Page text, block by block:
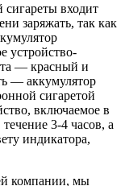
сигареты входит
заряжать, так как
устройство-
— красный и
— аккумулятор
сигаретой
включаемое в
3-4 часов, а
индикатора,
компании, мы